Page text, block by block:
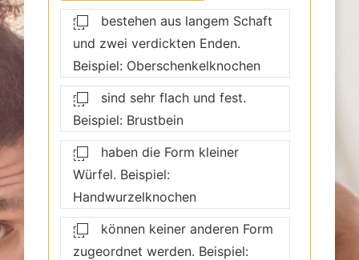
bestehen aus langem Schaft
und zwei verdickten Enden.
Beispiel: Oberschenkelknochen
sind sehr flach und fest.
Beispiel: Brustbein
haben die Form kleiner
Würfel. Beispiel:
Handwurzelknochen
können keiner anderen Form
zugeordnet werden. Beispiel: